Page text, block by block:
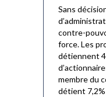
Sans
contre-
force. Les
détiennent
membre du
détient